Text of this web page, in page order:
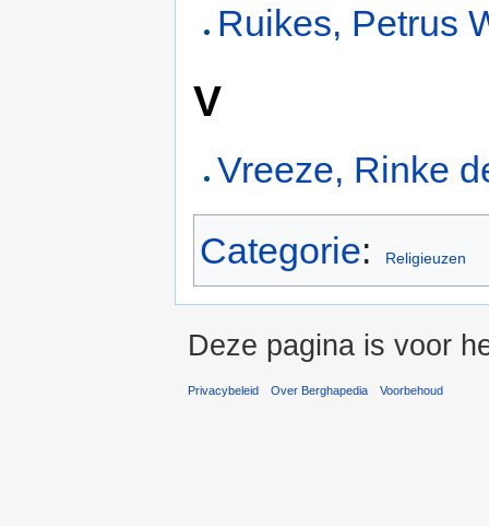
Ruikes, Petrus
V
Vreeze, Rinke
Categorie: Religieuzen
Deze pagina is voor
Privacybeleid Over Berghapedia Voorbehoud